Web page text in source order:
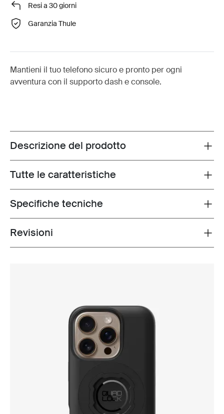
Resi a 30 giorni
Garanzia Thule
Mantieni il tuo telefono sicuro e pronto per ogni
avventura con il supporto dash e console.
Toggle overview
Descrizione del prodotto
Toggle features
Tutte le caratteristiche
Toggle techspec
Specifiche tecniche
Toggle overview
Revisioni